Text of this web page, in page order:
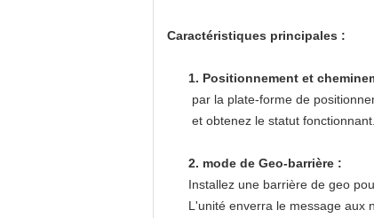
Caractéristiques principales :
1. Positionnement et
par la plate-forme de
et obtenez le statut
2. mode de Geo-barrière :
Installez une barrière de geo
L'unité enverra le message aux